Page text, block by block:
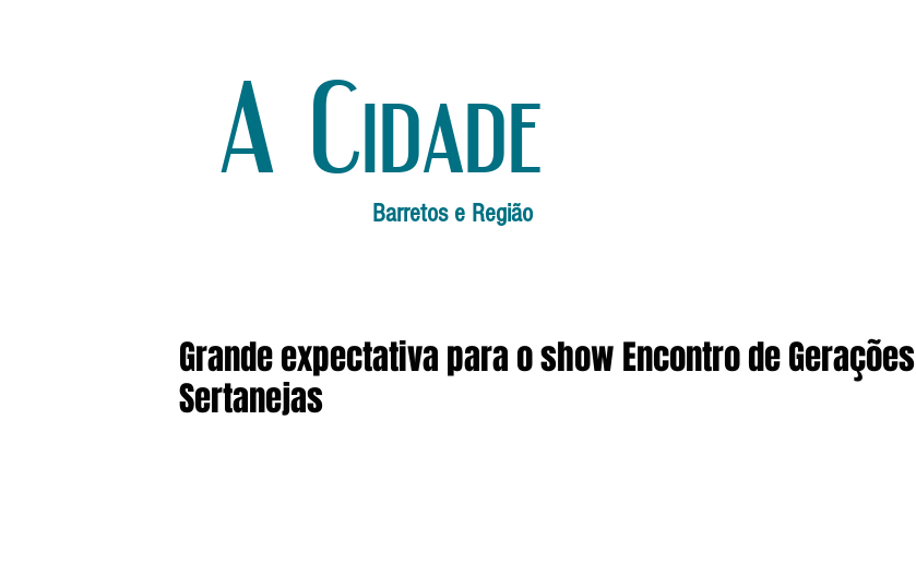
A Cidade
Barretos e Região
Grande expectativa para o show Encontro de Gerações
Sertanejas